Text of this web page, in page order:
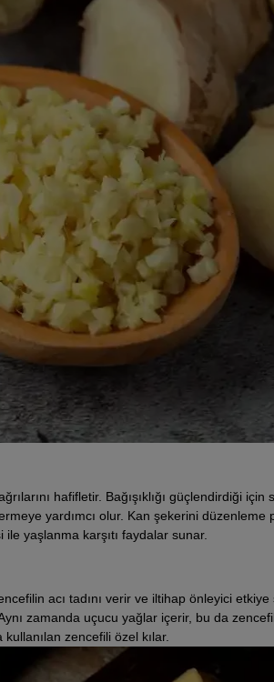
hafifletir. Bağışıklığı güçlendirdiği için
yardımcı olur. Kan şekerini düzenleme
yaşlanma karşıtı faydalar sunar.
acı tadını verir ve iltihap önleyici etkiye
zamanda uçucu yağlar içerir, bu da
zencefili özel kılar.